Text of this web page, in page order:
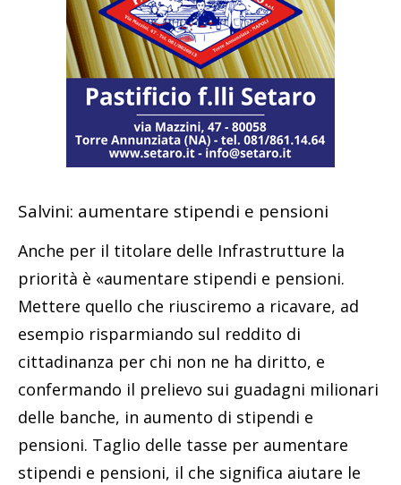
Salvini: aumentare stipendi e pensioni
Anche per il titolare delle Infrastrutture la
priorità è «aumentare stipendi e pensioni.
Mettere quello che riusciremo a ricavare, ad
esempio risparmiando sul reddito di
cittadinanza per chi non ne ha diritto, e
confermando il prelievo sui guadagni milionari
delle banche, in aumento di stipendi e
pensioni. Taglio delle tasse per aumentare
stipendi e pensioni, il che significa aiutare le